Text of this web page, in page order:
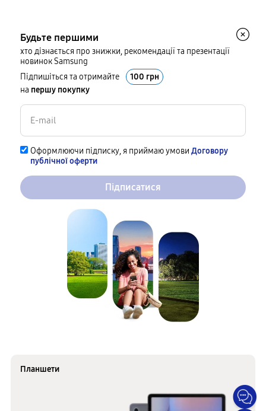
Будьте першими
хто дізнається про знижки, рекомендації та презентації
новинок Samsung
Підпишіться та отримайте
100 грн
на першу покупку
Оформлюючи підписку, я приймаю умови Договору
публічної оферти
Підписатися
Планшети